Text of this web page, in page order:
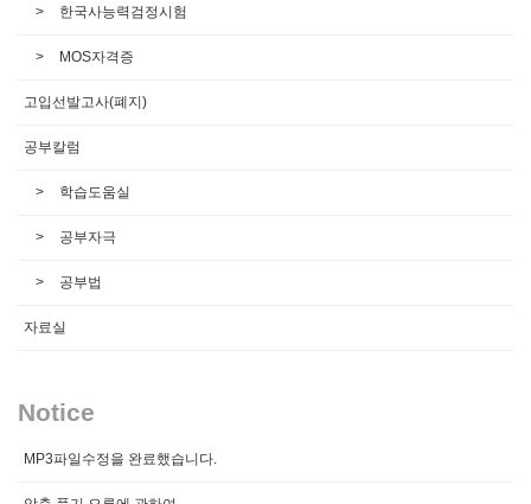
한국사능력검정시험
MOS자격증
고입선발고사(폐지)
공부칼럼
학습도움실
공부자극
공부법
자료실
Notice
MP3파일수정을 완료했습니다.